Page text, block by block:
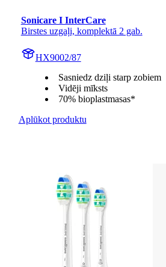
Sonicare I InterCare
Birstes uzgaļi, komplektā 2 gab.
HX9002/87
Sasniedz dziļi starp zobiem
Vidēji mīksts
70% bioplastmasas*
Aplūkot produktu